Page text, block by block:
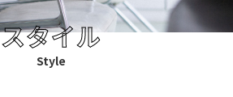
スタイル
Style